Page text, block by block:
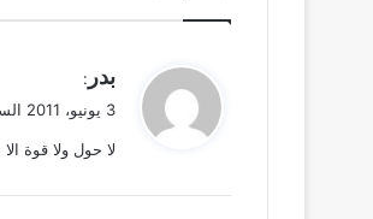
ل
بدر :
3 يونيو، 2011 الساعة 4:30 ص
لا حول ولا قوة الا